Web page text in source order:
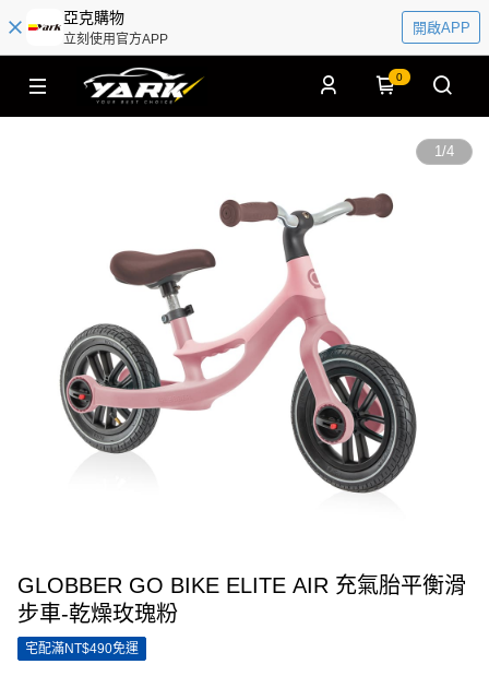
亞克購物
立刻使用官方APP
開啟APP
0
1/4
GLOBBER GO BIKE ELITE AIR 充氣胎平衡滑
步車-乾燥玫瑰粉
宅配滿NT$490免運